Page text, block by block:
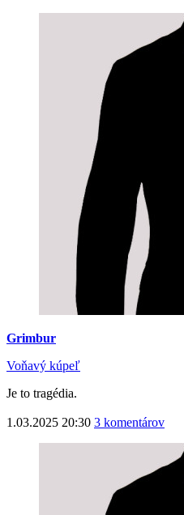
Grimbur
Voňavý kúpeľ
Je to tragédia.
1.03.2025 20:30 3 komentárov